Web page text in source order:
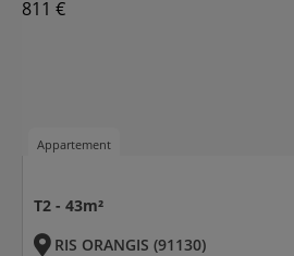
Appartement
T2 - 43m²
RIS ORANGIS (91130)